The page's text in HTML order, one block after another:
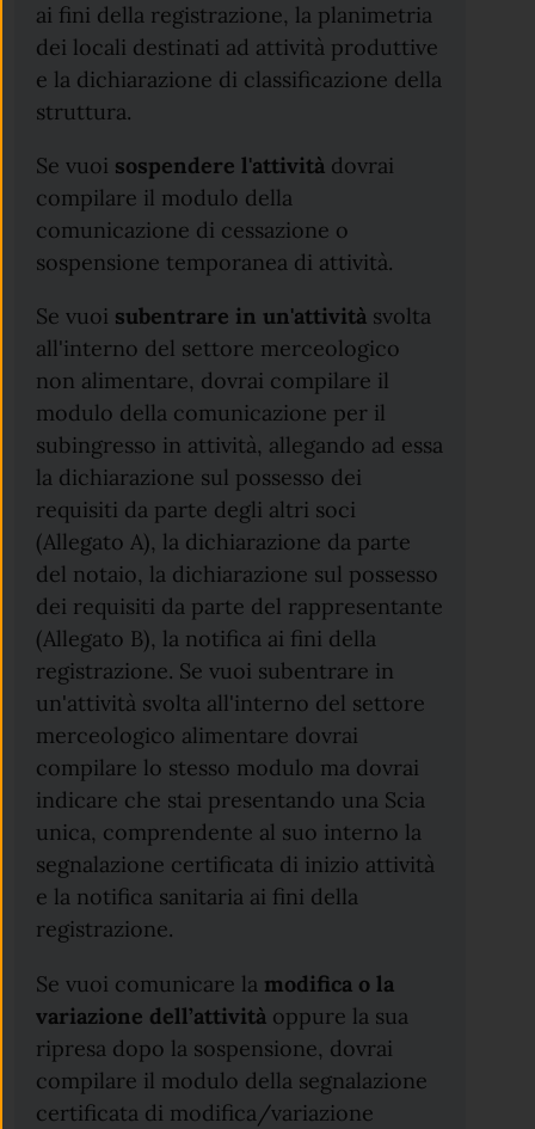
ai fini della registrazione, la planimetria
dei locali destinati ad attività produttive
e la dichiarazione di classificazione della
struttura.
Se vuoi sospendere l'attività dovrai
compilare il modulo della
comunicazione di cessazione o
sospensione temporanea di attività.
Se vuoi subentrare in un'attività svolta
all'interno del settore merceologico
non alimentare, dovrai compilare il
modulo della comunicazione per il
subingresso in attività, allegando ad essa
la dichiarazione sul possesso dei
requisiti da parte degli altri soci
(Allegato A), la dichiarazione da parte
del notaio, la dichiarazione sul possesso
dei requisiti da parte del rappresentante
(Allegato B), la notifica ai fini della
registrazione. Se vuoi subentrare in
un'attività svolta all'interno del settore
merceologico alimentare dovrai
compilare lo stesso modulo ma dovrai
indicare che stai presentando una Scia
unica, comprendente al suo interno la
segnalazione certificata di inizio attività
e la notifica sanitaria ai fini della
registrazione.
Se vuoi comunicare la modifica o la
variazione dell’attività oppure la sua
ripresa dopo la sospensione, dovrai
compilare il modulo della segnalazione
certificata di modifica/variazione